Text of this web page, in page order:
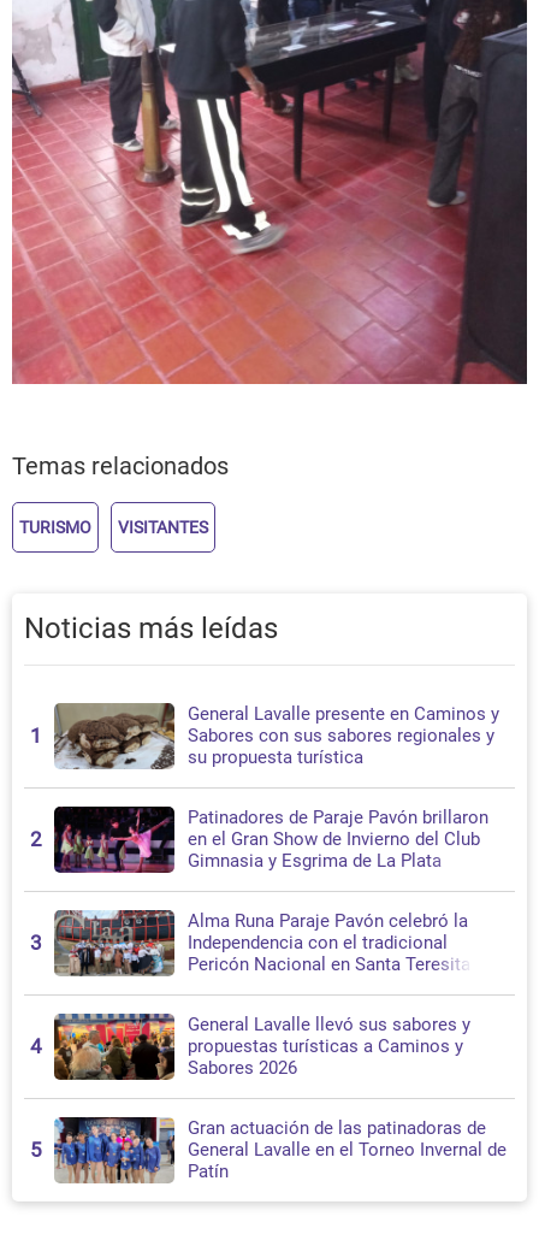
Temas relacionados
TURISMO VISITANTES
Noticias más leídas
1
General Lavalle presente en Caminos y
Sabores con sus sabores regionales y
su propuesta turística
2
Patinadores de Paraje Pavón brillaron
en el Gran Show de Invierno del Club
Gimnasia y Esgrima de La Plata
3
Alma Runa Paraje Pavón celebró la
Independencia con el tradicional
Pericón Nacional en Santa Teresita
4
General Lavalle llevó sus sabores y
propuestas turísticas a Caminos y
Sabores 2026
5
Gran actuación de las patinadoras de
General Lavalle en el Torneo Invernal de
Patín